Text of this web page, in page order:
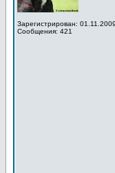
Зарегистрирован: 01.11.2009
Сообщения: 421